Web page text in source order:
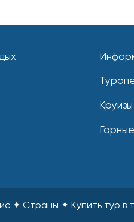
✦ Страны ✦ Купить тур в